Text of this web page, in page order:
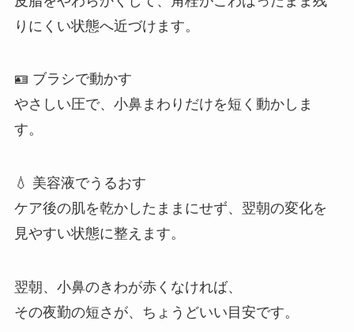
りにくい状態へ近づけます。
🪪 ブラシで動かす
やさしい圧で、小鼻まわりだけを短く動かしま
す。
💧 美容液でうるおす
ケア後の肌を乾かしたままにせず、翌朝の変化を
見やすい状態に整えます。
翌朝、小鼻のきわが赤くなければ、
その夜勤の短さが、ちょうどいい目安です。